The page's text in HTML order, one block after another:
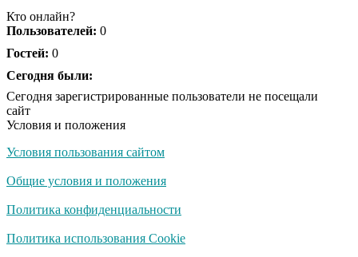
Королева вагона
оставит равнодушным
Кто онлайн?
Пользователей: 0
Гостей: 0
Сегодня были:
Сегодня зарегистрированные пользователи не посещали
сайт
Условия и положения
Условия пользования сайтом
Общие условия и положения
Политика конфиденциальности
Политика использования Cookie